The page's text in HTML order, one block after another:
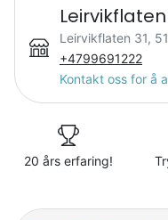
Leirvikflaten
Leirvikflaten 31,
+4799691222
Kontakt oss for å
20 års erfaring!